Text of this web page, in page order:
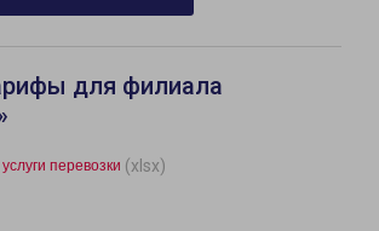
для филиала
перевозки (xlsx)